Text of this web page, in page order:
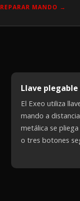
REPARAR MANDO →
Llave
El Exeo utiliza
mando a
metálica se
o tres botones